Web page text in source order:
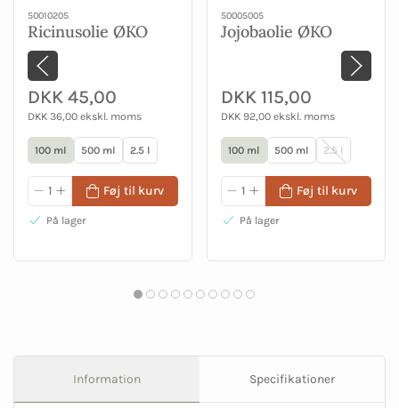
50010205
Ricinusolie ØKO
DKK 45,00
DKK 36,00 ekskl. moms
100 ml 500 ml 2.5 l
Føj til kurv
På lager
50005005
Jojobaolie ØKO
DKK 115,00
DKK 92,00 ekskl. moms
100 ml 500 ml 2.5 l
Føj til kurv
På lager
Information Specifikationer